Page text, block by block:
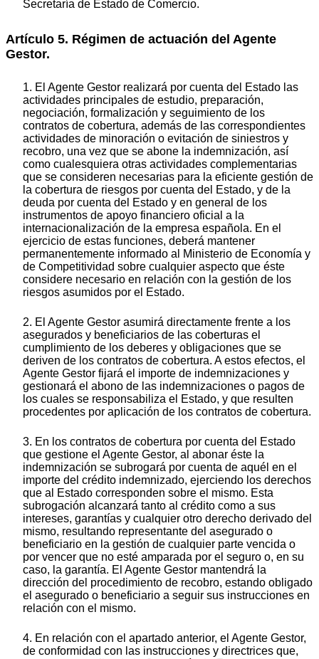
Secretaría de Estado de Comercio.
Artículo 5. Régimen de actuación del Agente
Gestor.
1. El Agente Gestor realizará por cuenta del Estado las
actividades principales de estudio, preparación,
negociación, formalización y seguimiento de los
contratos de cobertura, además de las correspondientes
actividades de minoración o evitación de siniestros y
recobro, una vez que se abone la indemnización, así
como cualesquiera otras actividades complementarias
que se consideren necesarias para la eficiente gestión de
la cobertura de riesgos por cuenta del Estado, y de la
deuda por cuenta del Estado y en general de los
instrumentos de apoyo financiero oficial a la
internacionalización de la empresa española. En el
ejercicio de estas funciones, deberá mantener
permanentemente informado al Ministerio de Economía y
de Competitividad sobre cualquier aspecto que éste
considere necesario en relación con la gestión de los
riesgos asumidos por el Estado.
2. El Agente Gestor asumirá directamente frente a los
asegurados y beneficiarios de las coberturas el
cumplimiento de los deberes y obligaciones que se
deriven de los contratos de cobertura. A estos efectos, el
Agente Gestor fijará el importe de indemnizaciones y
gestionará el abono de las indemnizaciones o pagos de
los cuales se responsabiliza el Estado, y que resulten
procedentes por aplicación de los contratos de cobertura.
3. En los contratos de cobertura por cuenta del Estado
que gestione el Agente Gestor, al abonar éste la
indemnización se subrogará por cuenta de aquél en el
importe del crédito indemnizado, ejerciendo los derechos
que al Estado corresponden sobre el mismo. Esta
subrogación alcanzará tanto al crédito como a sus
intereses, garantías y cualquier otro derecho derivado del
mismo, resultando representante del asegurado o
beneficiario en la gestión de cualquier parte vencida o
por vencer que no esté amparada por el seguro o, en su
caso, la garantía. El Agente Gestor mantendrá la
dirección del procedimiento de recobro, estando obligado
el asegurado o beneficiario a seguir sus instrucciones en
relación con el mismo.
4. En relación con el apartado anterior, el Agente Gestor,
de conformidad con las instrucciones y directrices que,